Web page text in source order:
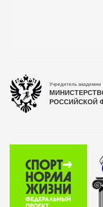
Учредитель академии
РОССИЙСКОЙ